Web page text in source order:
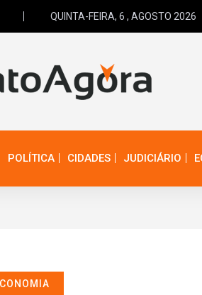
QUINTA-FEIRA, 6 , AGOSTO 2026
POLÍTICA CIDADES JUDICIÁRIO